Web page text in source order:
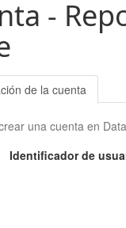
-
de la cuenta
una cuenta en
Identificador de